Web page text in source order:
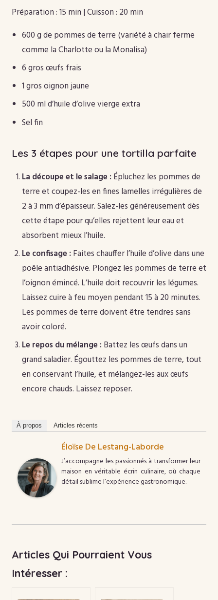
Préparation : 15 min | Cuisson : 20 min
600 g de pommes de terre (variété à chair ferme
comme la Charlotte ou la Monalisa)
6 gros œufs frais
1 gros oignon jaune
500 ml d’huile d’olive vierge extra
Sel fin
Les 3 étapes pour une tortilla parfaite
La découpe et le salage : Épluchez les pommes de
terre et coupez-les en fines lamelles irrégulières de
2 à 3 mm d’épaisseur. Salez-les généreusement dès
cette étape pour qu’elles rejettent leur eau et
absorbent mieux l’huile.
Le confisage : Faites chauffer l’huile d’olive dans une
poêle antiadhésive. Plongez les pommes de terre et
l’oignon émincé. L’huile doit recouvrir les légumes.
Laissez cuire à feu moyen pendant 15 à 20 minutes.
Les pommes de terre doivent être tendres sans
avoir coloré.
Le repos du mélange : Battez les œufs dans un
grand saladier. Égouttez les pommes de terre, tout
en conservant l’huile, et mélangez-les aux œufs
encore chauds. Laissez reposer.
À propos Articles récents
Éloïse De Lestang-Laborde
J’accompagne les passionnés à transformer leur
maison en véritable écrin culinaire, où chaque
détail sublime l’expérience gastronomique.
Articles Qui Pourraient Vous
Intéresser :